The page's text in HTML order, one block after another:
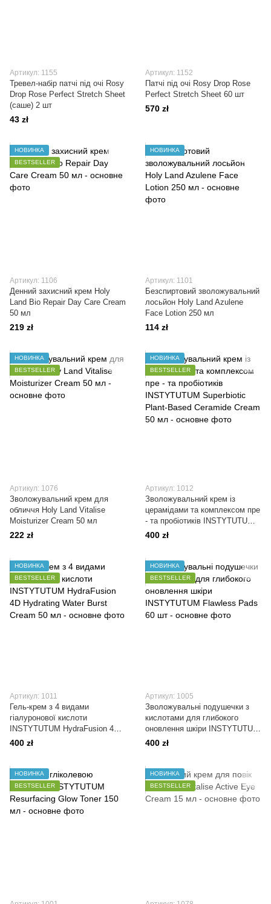
Артикул: 1155
Тревел-набір патчі під очі Rosy
Drop Rose Perfect Stretch Sheet
(саше) 2 шт
43 zł
Артикул: 1152
Патчі під очі Rosy Drop Rose
Perfect Stretch Sheet 60 шт
570 zł
НОВИНКА
BESTSELLER
Артикул: 1106
Денний захисний крем Holy
Land Bio Repair Day Care Cream
50 мл
219 zł
НОВИНКА
Артикул: 1101
Безспиртовий зволожувальний
лосьйон Holy Land Azulene
Face Lotion 250 мл
114 zł
НОВИНКА
BESTSELLER
Артикул: 1076
Зволожувальний крем для
обличчя Holy Land Vitalise
Moisturizer Cream 50 мл
222 zł
НОВИНКА
BESTSELLER
Артикул: 1012
Зволожувальний крем із
церамідами та комплексом пре
- та пробіотиків INSTYTUTUM
Superbiotic Plant-Based
400 zł
НОВИНКА
BESTSELLER
Артикул: 1011
Гель-крем з 4 видами
гіалуронової кислоти
INSTYTUTUM HydraFusion 4D
Hydrating Water Burst Cream 50
400 zł
НОВИНКА
BESTSELLER
Артикул: 1005
Зволожувальні подушечки з
кислотами для глибокого
оновлення шкіри INSTYTUTUM
Flawless Pads 60 шт
400 zł
НОВИНКА
BESTSELLER
НОВИНКА
BESTSELLER